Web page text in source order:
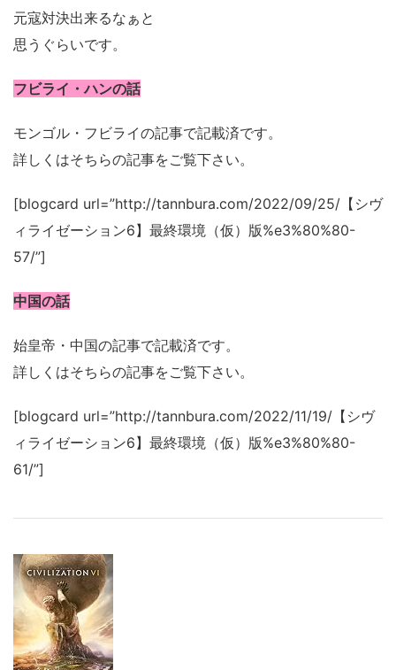
元寇対決出来るなぁと
思うぐらいです。
フビライ・ハンの話
モンゴル・フビライの記事で記載済です。
詳しくはそちらの記事をご覧下さい。
[blogcard url=”http://tannbura.com/2022/09/25/【シヴ
ィライゼーション6】最終環境（仮）版%e3%80%80-
57/”]
中国の話
始皇帝・中国の記事で記載済です。
詳しくはそちらの記事をご覧下さい。
[blogcard url=”http://tannbura.com/2022/11/19/【シヴ
ィライゼーション6】最終環境（仮）版%e3%80%80-
61/”]